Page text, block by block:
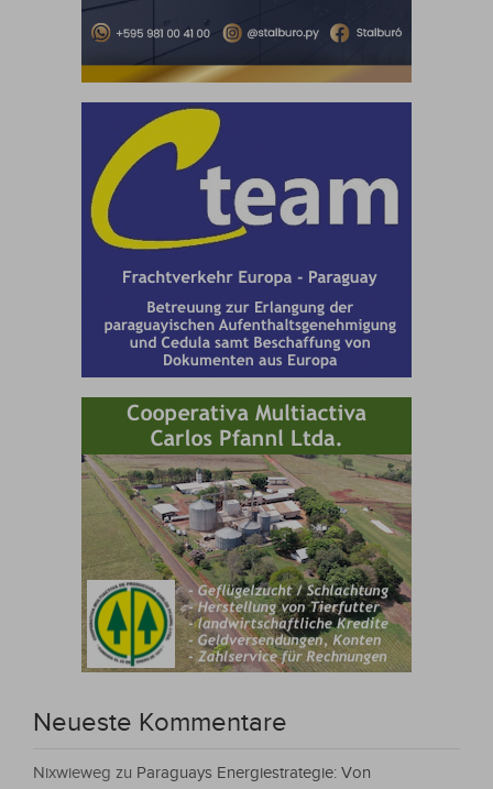
Neueste Kommentare
Nixwieweg zu Paraguays Energiestrategie: Von